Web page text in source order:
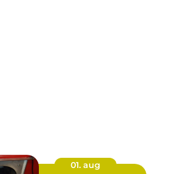
01. aug